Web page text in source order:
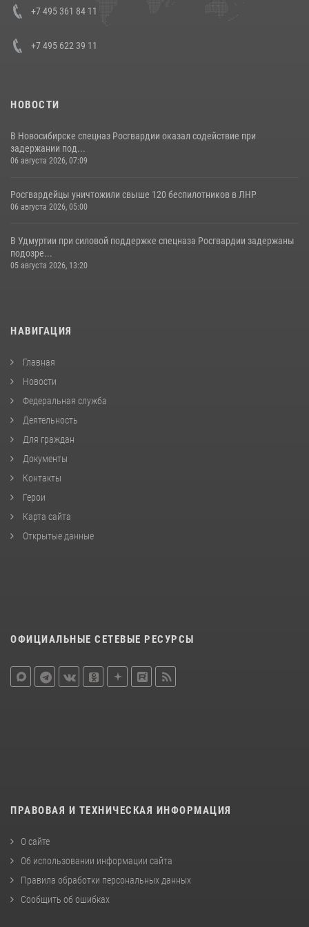
+7 495 361 84 11
+7 495 622 39 11
НОВОСТИ
В Новосибирске спецназ Росгвардии оказал содействие при
задержании под...
06 августа 2026, 07:09
Росгвардейцы уничтожили свыше 120 беспилотников в ЛНР
06 августа 2026, 05:00
В Удмуртии при силовой поддержке спецназа Росгвардии задержаны
подозре...
05 августа 2026, 13:20
НАВИГАЦИЯ
Главная
Новости
Федеральная служба
Деятельность
Для граждан
Документы
Контакты
Герои
Карта сайта
Открытые данные
ОФИЦИАЛЬНЫЕ СЕТЕВЫЕ РЕСУРСЫ
ПРАВОВАЯ И ТЕХНИЧЕСКАЯ ИНФОРМАЦИЯ
О сайте
Об использовании информации сайта
Правила обработки персональных данных
Сообщить об ошибках